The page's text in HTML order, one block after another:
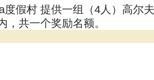
度假村 提供一组（4人）高尔
，共一个奖励名额。